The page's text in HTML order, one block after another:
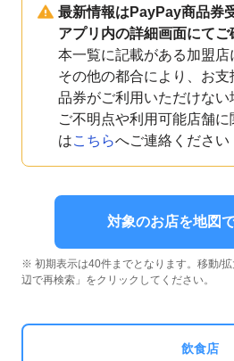
最新情報はPayPay商品券
アプリ内の詳細画面にてご
本一覧に記載がある加盟店
その他の都合により、お
品券がご利用いただけない
ご不明点や利用可能店舗
はこちらへご連絡ください
対象のお店を地図
※ 初期表示は40件までとなります。移動/
辺で再検索」をクリックしてください。
飲食店